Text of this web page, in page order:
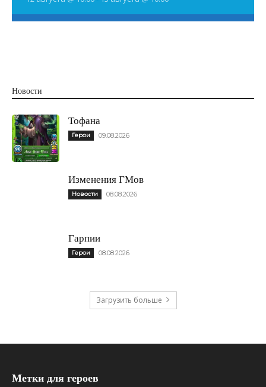
Новости
Тофана
Герои 09.08.2026
Изменения ГМов
Новости 08.08.2026
Гарпии
Герои 08.08.2026
Загрузить больше
Метки для героев